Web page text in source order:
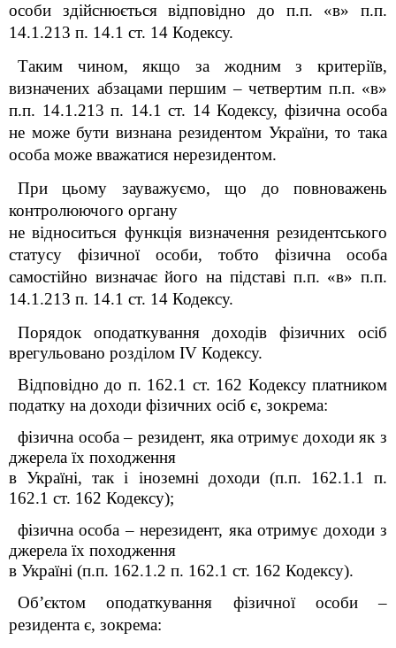
особи здійснюється відповідно до п.п. «в» п.п.
14.1.213 п. 14.1 ст. 14 Кодексу.
Таким чином, якщо за жодним з критеріїв,
визначених абзацами першим – четвертим п.п. «в»
п.п. 14.1.213 п. 14.1 ст. 14 Кодексу, фізична особа
не може бути визнана резидентом України, то така
особа може вважатися нерезидентом.
При цьому зауважуємо, що до повноважень
контролюючого органу
не відноситься функція визначення резидентського
статусу фізичної особи, тобто фізична особа
самостійно визначає його на підставі п.п. «в» п.п.
14.1.213 п. 14.1 ст. 14 Кодексу.
Порядок оподаткування доходів фізичних осіб
врегульовано розділом ІV Кодексу.
Відповідно до п. 162.1 ст. 162 Кодексу платником
податку на доходи фізичних осіб є, зокрема:
фізична особа – резидент, яка отримує доходи як з
джерела їх походження
в Україні, так і іноземні доходи(п.п. 162.1.1 п.
162.1 ст. 162 Кодексу);
фізична особа – нерезидент, яка отримує доходи з
джерела їх походження
в Україні (п.п. 162.1.2 п. 162.1 ст. 162 Кодексу).
Об’єктом оподаткування фізичної особи –
резидента є, зокрема: